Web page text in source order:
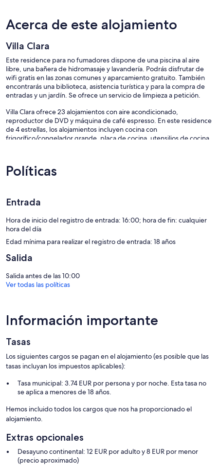
Acerca de este alojamiento
Villa Clara
Este residence para no fumadores dispone de una piscina al aire
libre, una bañera de hidromasaje y lavandería. Podrás disfrutar de
wifi gratis en las zonas comunes y aparcamiento gratuito. También
encontrarás una biblioteca, asistencia turística y para la compra de
entradas y un jardín. Se ofrece un servicio de limpieza a petición.
Villa Clara ofrece 23 alojamientos con aire acondicionado,
reproductor de DVD y máquina de café espresso. En este residence
de 4 estrellas, los alojamientos incluyen cocina con
frigorífico/congelador grande, placa de cocina, utensilios de cocina
a Internet wifi gratis. Se ofrece una televisión de pantalla plana en
todas las habitaciones. Se ofrece servicio de limpieza a petición y es
En el alojamiento hay piscina al aire libre y bañera de hidromasaje.
indican más abajo en las instalaciones o cerca del alojamiento (es
posible que se aplique un recargo).
Políticas
Entrada
Hora de inicio del registro de entrada: 16:00; hora de fin: cualquier
hora del día
Edad mínima para realizar el registro de entrada: 18 años
Salida
Salida antes de las 10:00
Ver todas las políticas
Información importante
Tasas
Los siguientes cargos se pagan en el alojamiento (es posible que las
tasas incluyan los impuestos aplicables):
Tasa municipal: 3.74 EUR por persona y por noche. Esta tasa no
se aplica a menores de 18 años.
Hemos incluido todos los cargos que nos ha proporcionado el
alojamiento.
Extras opcionales
Desayuno continental: 12 EUR por adulto y 8 EUR por menor
(precio aproximado)